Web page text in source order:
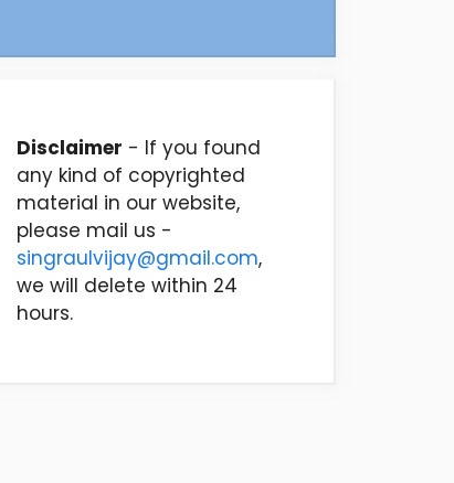
Disclaimer - If you found
any kind of copyrighted
material in our website,
please mail us -
singraulvijay@gmail.com,
we will delete within 24
hours.